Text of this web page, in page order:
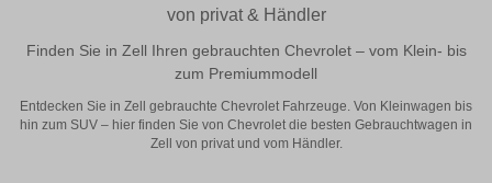
von privat & Händler
Finden Sie in Zell Ihren gebrauchten Chevrolet – vom Klein- bis
zum Premiummodell
Entdecken Sie in Zell gebrauchte Chevrolet Fahrzeuge. Von Kleinwagen bis
hin zum SUV – hier finden Sie von Chevrolet die besten Gebrauchtwagen in
Zell von privat und vom Händler.